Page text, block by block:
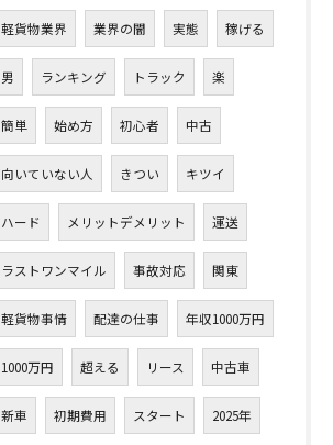
軽貨物業界 業界の闇 実態 稼げる
男 ランキング トラック 楽
簡単 始め方 初心者 中古
向いていない人 きつい キツイ
ハード メリットデメリット 運送
ラストワンマイル 事故対応 関東
軽貨物事情 配達の仕事 年収1000万円
1000万円 超える リース 中古車
新車 初期費用 スタート 2025年